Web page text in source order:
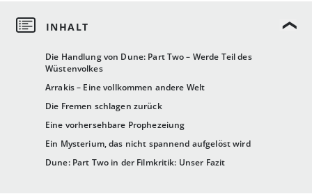
Die Handlung von Dune: Part Two – Werde Teil des
Wüstenvolkes
Arrakis – Eine vollkommen andere Welt
Die Fremen schlagen zurück
Eine vorhersehbare Prophezeiung
Ein Mysterium, das nicht spannend aufgelöst wird
Dune: Part Two in der Filmkritik: Unser Fazit